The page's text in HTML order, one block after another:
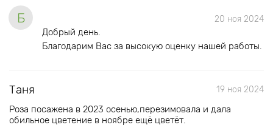
Б 20 ноя 2024
Добрый день.
Благодарим Вас за высокую оценку нашей работы.
Таня 19 ноя 2024
Роза посажена в 2023 осенью,перезимовала и дала
обильное цветение в ноябре ещё цветёт.